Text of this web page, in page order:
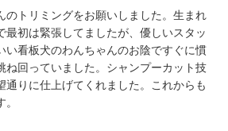
のトリミングをお願いしました。生まれ
最初は緊張してましたが、優しいスタッ
い看板犬のわんちゃんのお陰ですぐに慣
ね回っていました。シャンプーカット技
通りに仕上げてくれました。これからも